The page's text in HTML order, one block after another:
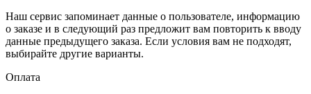
Наш сервис запоминает данные о пользователе, информацию
о заказе и в следующий раз предложит вам повторить к вводу
данные предыдущего заказа. Если условия вам не подходят,
выбирайте другие варианты.
Оплата